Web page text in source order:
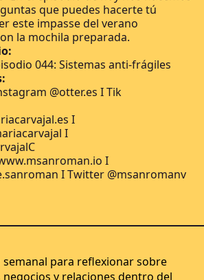
que puedes hacerte tú
este impasse del verano
la mochila preparada.
044: Sistemas anti-frágiles
@otter.es I Tik
I
I
I
I Twitter @msanromanv
semanal para reflexionar sobre
y relaciones dentro del